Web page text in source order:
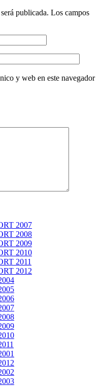
publicada. Los campos
y web en este navegador
2007
2008
2009
2010
2011
2012